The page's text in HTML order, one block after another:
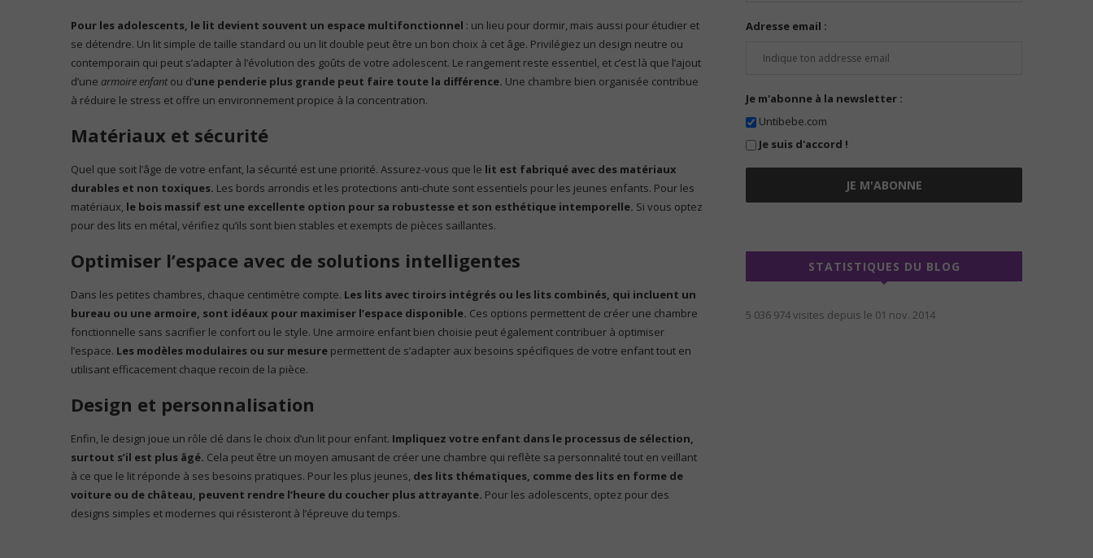
Pour les adolescents, le lit devient souvent un espace multifonctionnel : un lieu pour dormir, mais aussi pour étudier et
se détendre. Un lit simple de taille standard ou un lit double peut être un bon choix à cet âge. Privilégiez un design neutre ou
contemporain qui peut s’adapter à l’évolution des goûts de votre adolescent. Le rangement reste essentiel, et c’est là que l’ajout
d’une armoire enfantou d’une penderie plus grande peut faire toute la différence. Une chambre bien organisée contribue
à réduire le stress et offre un environnement propice à la concentration.
Matériaux et sécurité
Quel que soit l’âge de votre enfant, la sécurité est une priorité. Assurez-vous que le lit est fabriqué avec des matériaux
durables et non toxiques. Les bords arrondis et les protections anti-chute sont essentiels pour les jeunes enfants. Pour les
matériaux, le bois massif est une excellente option pour sa robustesse et son esthétique intemporelle. Si vous optez
pour des lits en métal, vérifiez qu’ils sont bien stables et exempts de pièces saillantes.
Optimiser l’espace avec de solutions intelligentes
Dans les petites chambres, chaque centimètre compte. Les lits avec tiroirs intégrés ou les lits combinés, qui incluent un
bureau ou une armoire, sont idéaux pour maximiser l’espace disponible. Ces options permettent de créer une chambre
fonctionnelle sans sacrifier le confort ou le style. Une armoire enfant bien choisie peut également contribuer à optimiser
l’espace. Les modèles modulaires ou sur mesure permettent de s’adapter aux besoins spécifiques de votre enfant tout en
utilisant efficacement chaque recoin de la pièce.
Design et personnalisation
Enfin, le design joue un rôle clé dans le choix d’un lit pour enfant. Impliquez votre enfant dans le processus de sélection,
surtout s’il est plus âgé. Cela peut être un moyen amusant de créer une chambre qui reflète sa personnalité tout en veillant
à ce que le lit réponde à ses besoins pratiques. Pour les plus jeunes, des lits thématiques, comme des lits en forme de
voiture ou de château, peuvent rendre l’heure du coucher plus attrayante. Pour les adolescents, optez pour des
designs simples et modernes qui résisteront à l’épreuve du temps.
Adresse email :
Je m'abonne à la newsletter :
Untibebe.com
Je suis d'accord !
STATISTIQUES DU BLOG
5 036 974 visites depuis le 01 nov. 2014